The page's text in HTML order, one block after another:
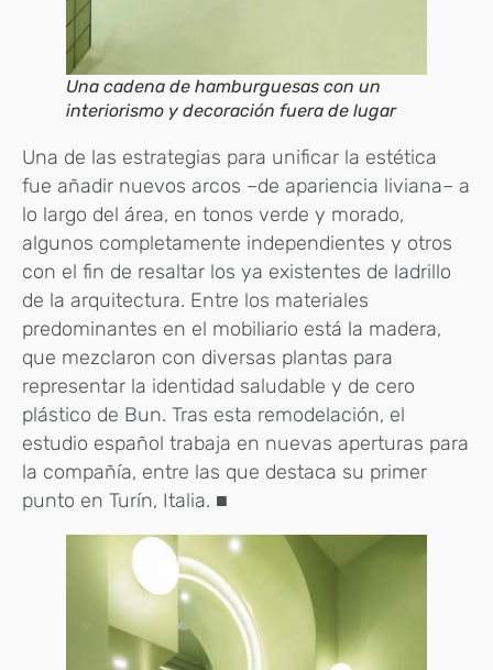
Una cadena de hamburguesas con un
interiorismo y decoración fuera de lugar
Una de las estrategias para unificar la estética
fue añadir nuevos arcos –de apariencia liviana– a
lo largo del área, en tonos verde y morado,
algunos completamente independientes y otros
con el fin de resaltar los ya existentes de ladrillo
de la arquitectura. Entre los materiales
predominantes en el mobiliario está la madera,
que mezclaron con diversas plantas para
representar la identidad saludable y de cero
plástico de Bun. Tras esta remodelación, el
estudio español trabaja en nuevas aperturas para
la compañía, entre las que destaca su primer
punto en Turín, Italia. ■